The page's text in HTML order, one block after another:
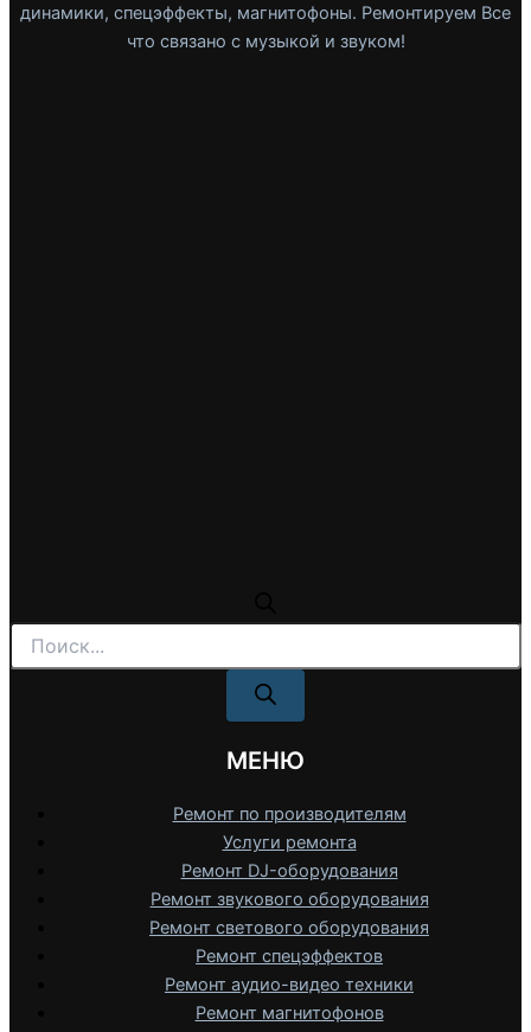
динамики, спецэффекты, магнитофоны. Ремонтируем Все
что связано с музыкой и звуком!
Поиск
товаров
МЕНЮ
Ремонт по производителям
Услуги ремонта
Ремонт DJ-оборудования
Ремонт звукового оборудования
Ремонт светового оборудования
Ремонт спецэффектов
Ремонт аудио-видео техники
Ремонт магнитофонов